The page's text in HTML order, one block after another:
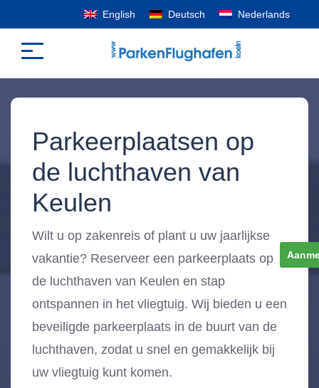
English Deutsch Nederlands
Parkeerplaatsen op
de luchthaven van
Keulen
Wilt u op zakenreis of plant u uw jaarlijkse
vakantie? Reserveer een parkeerplaats op
de luchthaven van Keulen en stap
ontspannen in het vliegtuig. Wij bieden u een
beveiligde parkeerplaats in de buurt van de
luchthaven, zodat u snel en gemakkelijk bij
uw vliegtuig kunt komen.